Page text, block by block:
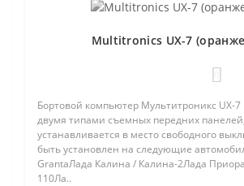
Multitronics UX-7
Бортовой компьютер Мультитроникс UX-7
двумя типами съемных передних панелей,
устанавливается в место свободного
быть установлен на следующие
GrantaЛада Калина / Калина-2Лада
110Ла..